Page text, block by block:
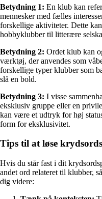
Betydning 1: En klub kan
mennesker med fælles
forskellige aktiviteter. Dette
hobbyklubber til litterære
Betydning 2: Ordet klub kan
værktøj, der anvendes som
forskellige typer klubber som
slå en bold.
Betydning 3: I visse
eksklusiv gruppe eller en
kan være et udtryk for høj
form for eksklusivitet.
Tips til at løse
Hvis du står fast i dit
andet ord relateret til klubber,
dig videre: